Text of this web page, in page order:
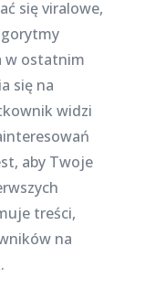
się viralowe,
w ostatnim
się na
widzi
aby Twoje
treści,
na